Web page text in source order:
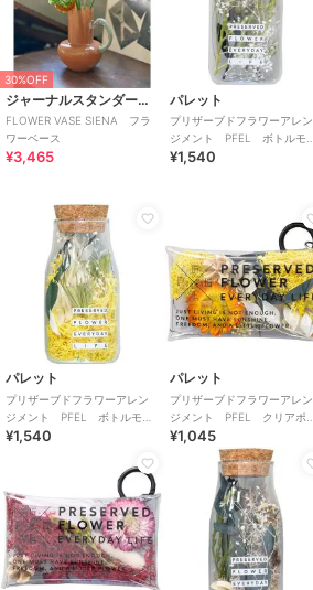
30%OFF
ジャーナルスタンダードファニチャー
FLOWER VASE SIENA フラ
ワーベース
¥3,465
パレット
プリザーブドフラワーアレン
ジメント PFEL ボトルモ
ス ローズピンク
¥1,540
パレット
プリザーブドフラワーアレン
ジメント PFEL ボトルモ
ス アイスランドモス マスタ
¥1,540
パレット
プリザーブドフラワーアレン
ジメント PFEL クリアポー
チ アイスランドモスマスタ
¥1,045